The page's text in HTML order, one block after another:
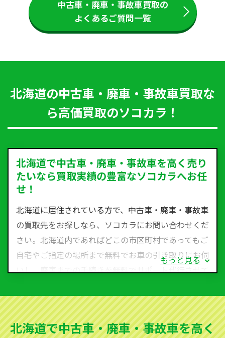
中古車・廃車・事故車買取の
よくあるご質問一覧
北海道の中古車・廃車・事故車買取な
ら高価買取のソコカラ！
北海道で中古車・廃車・事故車を高く売り
たいなら買取実績の豊富なソコカラへお任
せ！
北海道に居住されている方で、中古車・廃車・事故車
の買取先をお探しなら、ソコカラにお問い合わせくだ
さい。北海道内であればどこの市区町村であってもご
自宅やご指定の場所まで無料でお車の引き取りにお伺
いし、廃車までの手続きを無料でサポート代行させて
など動かない車、水害車、不動車、乗らなくなってし
まった車、車検が切れて動かすことができない車でも
買取可能です。
もっと見る
北海道で中古車・廃車・事故車を高く